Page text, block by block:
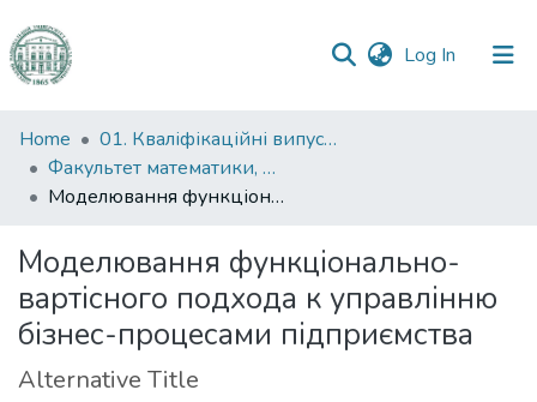
Log In (current)
Communities
&
Collections
Statistics
Home
01. Кваліфікаційні випускні роботи здобувачів вищої освіти
Факультет математики, фізики та інформаційних технологій
Моделювання функціонально-вартісного подхода к управлінню бізнес-процесами підприємства
Моделювання функціонально-
вартісного подхода к управлінню
бізнес-процесами підприємства
Alternative Title